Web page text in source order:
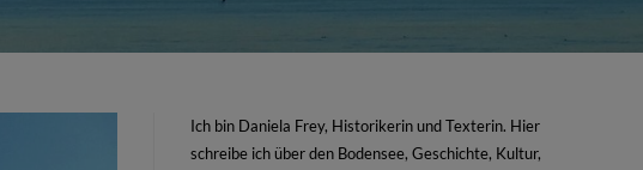
Ich bin Daniela Frey, Historikerin und Texterin. Hier
schreibe ich über den Bodensee, Geschichte, Kultur,